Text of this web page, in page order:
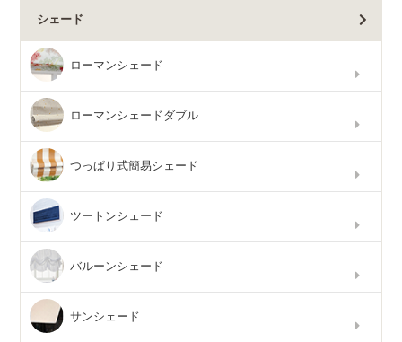
シェード
ローマンシェード
ローマンシェードダブル
つっぱり式簡易シェード
ツートンシェード
バルーンシェード
サンシェード